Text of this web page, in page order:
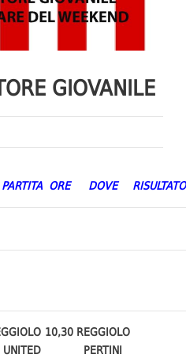
GIOVANILE
ORE DOVE RISULTATO
UNITED
10,30 REGGIOLO
PERTINI